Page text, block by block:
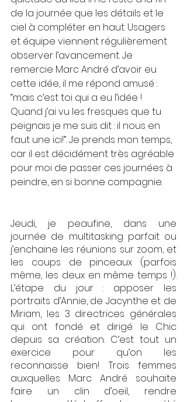
de la journée que les détails et le
ciel à compléter en haut. Usagers
et équipe viennent régulièrement
observer l’avancement. Je
remercie Marc André d’avoir eu
cette idée, il me répond amusé :
“mais c’est toi qui a eu l’idée !
Quand j’ai vu les fresques que tu
peignais je me suis dit : il nous en
faut une ici!”. Je prends mon temps,
car il est décidément très agréable
pour moi de passer ces journées à
peindre, en si bonne compagnie.
Jeudi, je peaufine, dans une
journée de multitasking parfait ou
j’enchaine les réunions sur zoom, et
les coups de pinceaux (parfois
même, les deux en même temps !).
L’étape du jour : apposer les
portraits d’Annie, de Jacynthe et de
Miriam, les 3 directrices générales
qui ont fondé et dirigé le Chic
depuis sa création. C’est tout un
exercice pour qu’on les
reconnaisse bien! Trois femmes
auxquelles Marc André souhaite
faire un clin d’oeil, rendre